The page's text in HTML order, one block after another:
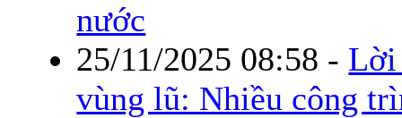
nước
25/11/2025 08:58 - Lời
vùng lũ: Nhiều công